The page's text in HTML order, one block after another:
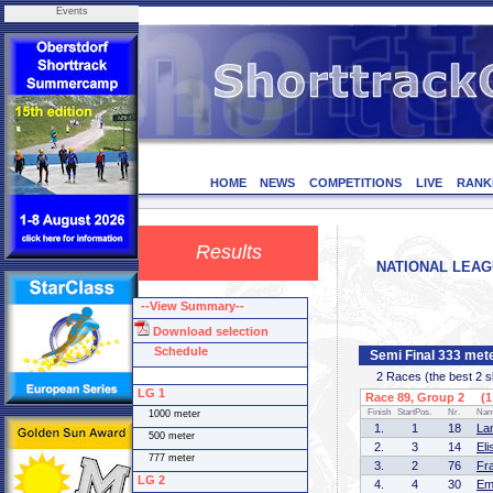
Events
HOME NEWS COMPETITIONS LIVE
Results
NATIONAL
Semi Final 333
2 Races (the best 2
Race 89, Group 2 (1
Finish StartPos. Nr.
1. 1 18
2.
3 14
3.
2 76
4.
4 30
--View Summary--
Download selection
Schedule
LG 1
1000 meter
500 meter
777 meter
LG 2